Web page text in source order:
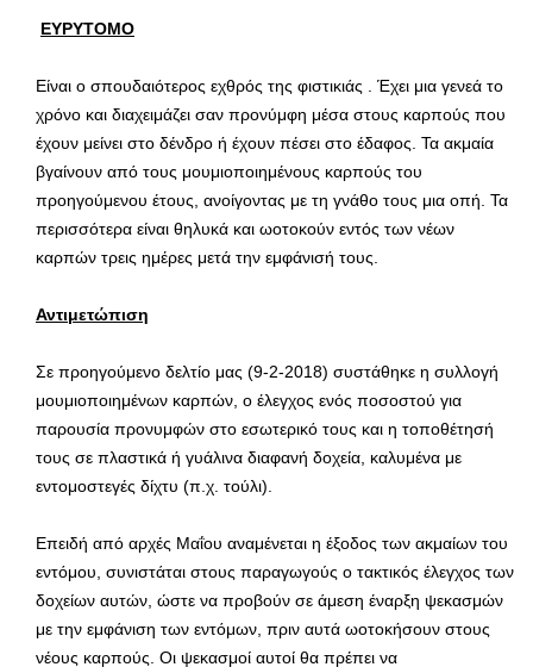
ΕΥΡΥΤΟΜΟ
Είναι ο σπουδαιότερος εχθρός της φιστικιάς . Έχει μια γενεά το
χρόνο και διαχειμάζει σαν προνύμφη μέσα στους καρπούς που
έχουν μείνει στο δένδρο ή έχουν πέσει στο έδαφος. Τα ακμαία
βγαίνουν από τους μουμιοποιημένους καρπούς του
προηγούμενου έτους, ανοίγοντας με τη γνάθο τους μια οπή. Τα
περισσότερα είναι θηλυκά και ωοτοκούν εντός των νέων
καρπών τρεις ημέρες μετά την εμφάνισή τους.
Αντιμετώπιση
Σε προηγούμενο δελτίο μας (9-2-2018) συστάθηκε η συλλογή
μουμιοποιημένων καρπών, ο έλεγχος ενός ποσοστού για
παρουσία προνυμφών στο εσωτερικό τους και η τοποθέτησή
τους σε πλαστικά ή γυάλινα διαφανή δοχεία, καλυμένα με
εντομοστεγές δίχτυ (π.χ. τούλι).
Επειδή από αρχές Μαΐου αναμένεται η έξοδος των ακμαίων του
εντόμου, συνιστάται στους παραγωγούς ο τακτικός έλεγχος των
δοχείων αυτών, ώστε να προβούν σε άμεση έναρξη ψεκασμών
με την εμφάνιση των εντόμων, πριν αυτά ωοτοκήσουν στους
νέους καρπούς. Οι ψεκασμοί αυτοί θα πρέπει να